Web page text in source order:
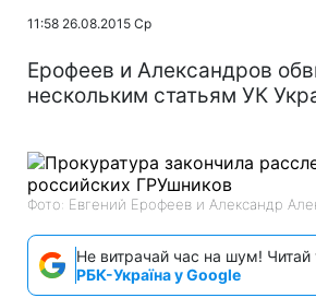
11:58 26.08.2015 Ср
Ерофеев и Александров
нескольким статьям УК
Фото: Евгений Ерофеев и Александр
Не витрачай час на шум! Читай
РБК-Україна у Google